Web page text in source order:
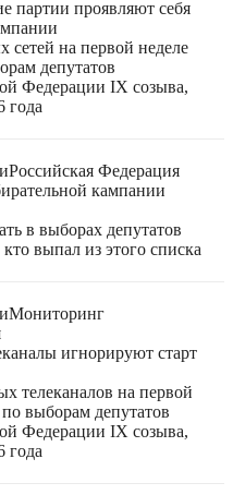
партии проявляют себя
сетей на первой неделе
депутатов
Федерации IX созыва,
года
Российская Федерация
кампании
в выборах депутатов
выпал из этого списка
Мониторинг
игнорируют старт
телеканалов на первой
выборам депутатов
Федерации IX созыва,
года